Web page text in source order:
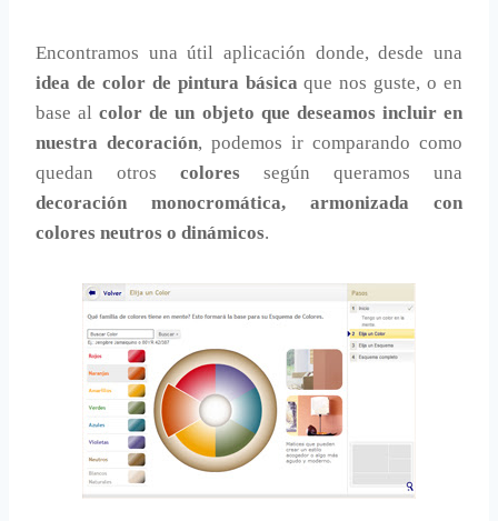
Encontramos una útil aplicación donde, desde una
idea de color de pintura básica que nos guste, o en
base alcolor de un objeto que deseamos incluir en
nuestra decoración, podemos ir comparando como
quedan otros colores según queramos una
decoración monocromática, armonizada con
colores neutros o dinámicos.